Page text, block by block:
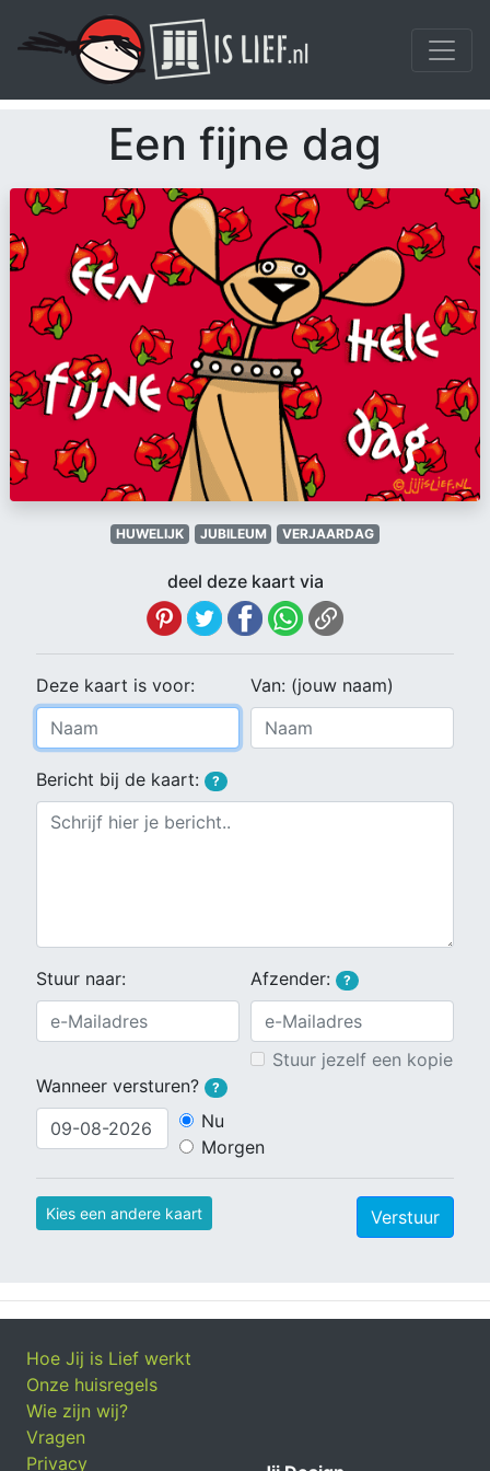
Een fijne dag
HUWELIJK JUBILEUM VERJAARDAG
deel deze kaart via
Deze kaart is voor: Van: (jouw naam)
Bericht bij de kaart: ?
Stuur naar: Afzender: ?
Stuur jezelf een kopie
Wanneer versturen?
?
Nu
Morgen
Kies een andere kaart Verstuur
Hoe Jij is Lief werkt
Onze huisregels
Wie zijn wij?
Vragen
Privacy